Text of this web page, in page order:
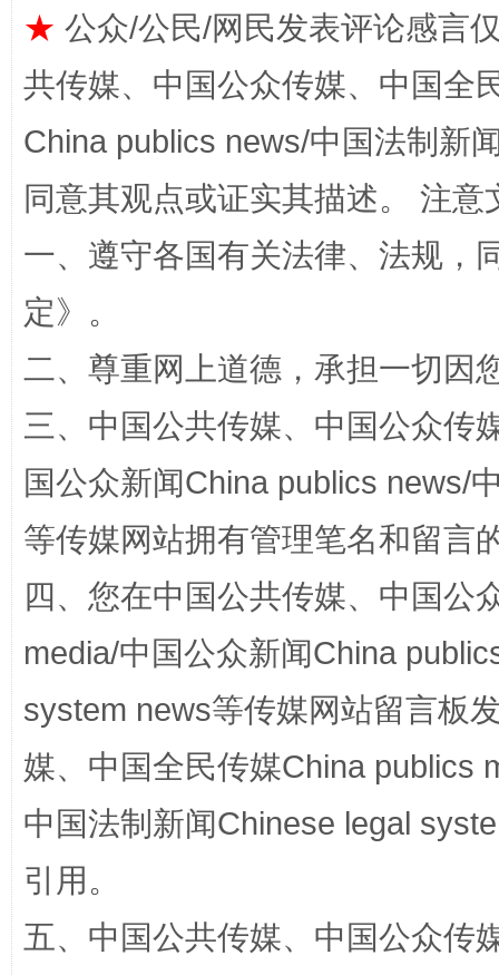
全民健身五年计划来了！等你上场
国家大学科技园优化重塑工作
★ 公众/公民/网民发表评论感言
共传媒、中国公众传媒、中国全
China publics news/中国法制新
同意其观点或证实其描述。 注
一、遵守各国有关法律、法规，
定》。
二、尊重网上道德，承担一切因
三、中国公共传媒、中国公众传
国公众新闻China publics news/
等传媒网站拥有管理笔名和留言
四、您在中国公共传媒、中国公
media/中国公众新闻China
system news等传媒网站留言板
媒、中国全民传媒China publics
中国法制新闻Chinese legal
引用。
五、中国公共传媒、中国公众传